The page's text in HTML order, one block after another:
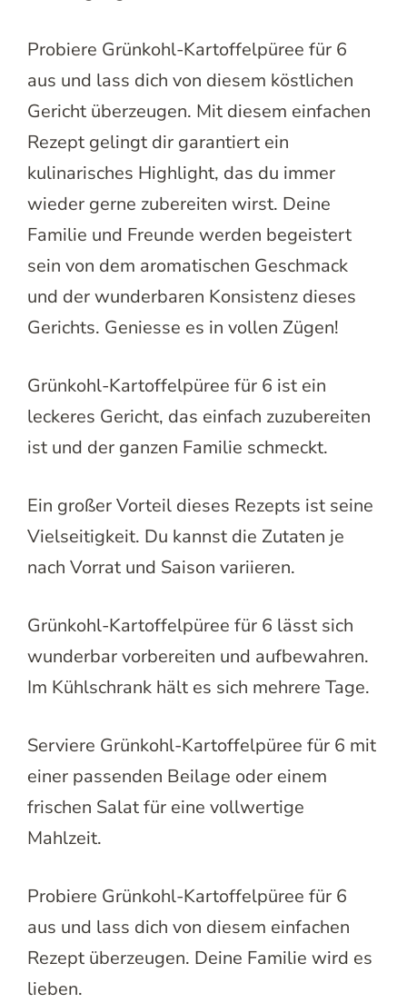
Probiere Grünkohl-Kartoffelpüree für 6
aus und lass dich von diesem köstlichen
Gericht überzeugen. Mit diesem einfachen
Rezept gelingt dir garantiert ein
kulinarisches Highlight, das du immer
wieder gerne zubereiten wirst. Deine
Familie und Freunde werden begeistert
sein von dem aromatischen Geschmack
und der wunderbaren Konsistenz dieses
Gerichts. Geniesse es in vollen Zügen!
Grünkohl-Kartoffelpüree für 6 ist ein
leckeres Gericht, das einfach zuzubereiten
ist und der ganzen Familie schmeckt.
Ein großer Vorteil dieses Rezepts ist seine
Vielseitigkeit. Du kannst die Zutaten je
nach Vorrat und Saison variieren.
Grünkohl-Kartoffelpüree für 6 lässt sich
wunderbar vorbereiten und aufbewahren.
Im Kühlschrank hält es sich mehrere Tage.
Serviere Grünkohl-Kartoffelpüree für 6 mit
einer passenden Beilage oder einem
frischen Salat für eine vollwertige
Mahlzeit.
Probiere Grünkohl-Kartoffelpüree für 6
aus und lass dich von diesem einfachen
Rezept überzeugen. Deine Familie wird es
lieben.